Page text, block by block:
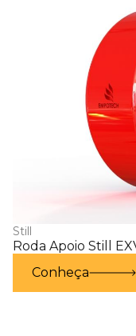
Still
Roda Apoio Still
Conheça